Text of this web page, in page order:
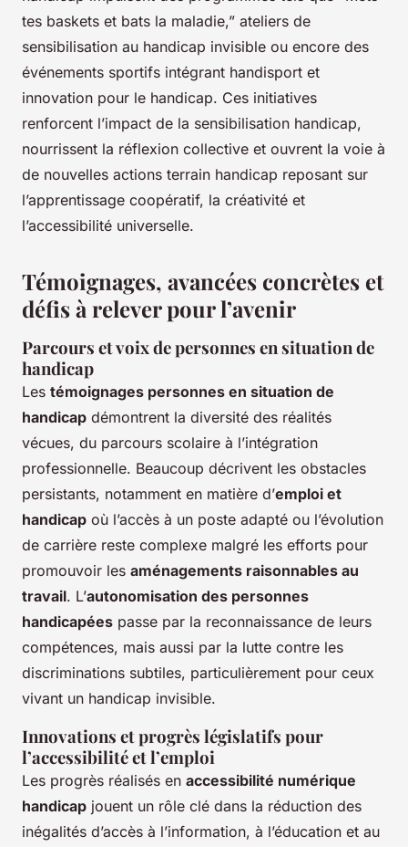
tes baskets et bats la maladie,” ateliers de
sensibilisation au handicap invisible ou encore des
événements sportifs intégrant handisport et
innovation pour le handicap. Ces initiatives
renforcent l’impact de la sensibilisation handicap,
nourrissent la réflexion collective et ouvrent la voie à
de nouvelles actions terrain handicap reposant sur
l’apprentissage coopératif, la créativité et
l’accessibilité universelle.
Témoignages, avancées concrètes et
défis à relever pour l’avenir
Parcours et voix de personnes en situation de
handicap
Les témoignages personnes en situation de
handicap démontrent la diversité des réalités
vécues, du parcours scolaire à l’intégration
professionnelle. Beaucoup décrivent les obstacles
persistants, notamment en matière d’emploi et
handicap où l’accès à un poste adapté ou l’évolution
de carrière reste complexe malgré les efforts pour
promouvoir les aménagements raisonnables au
travail. L’autonomisation des personnes
handicapées passe par la reconnaissance de leurs
compétences, mais aussi par la lutte contre les
discriminations subtiles, particulièrement pour ceux
vivant un handicap invisible.
Innovations et progrès législatifs pour
l’accessibilité et l’emploi
Les progrès réalisés en accessibilité numérique
handicap jouent un rôle clé dans la réduction des
inégalités d’accès à l’information, à l’éducation et au